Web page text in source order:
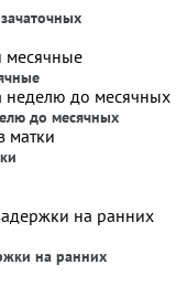
до месячных
на ранних